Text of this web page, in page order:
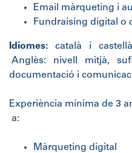
Email màrqueting i
Fundraising digital o
Idiomes: català i
Anglès: nivell mitjà,
documentació i
Experiència mínima de 3
a:
Màrqueting digital